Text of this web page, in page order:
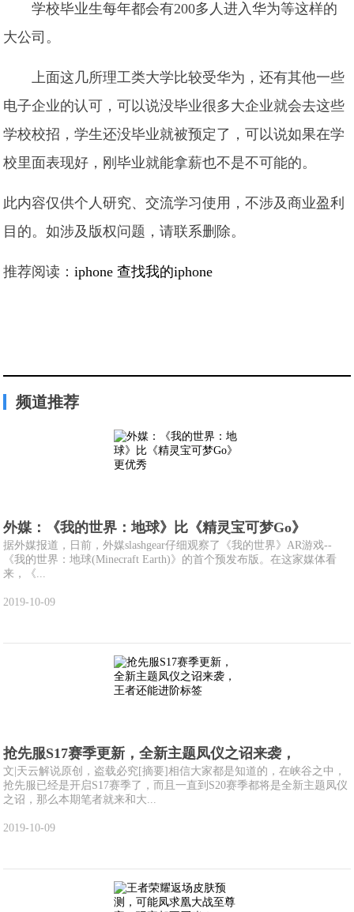
学校毕业生每年都会有200多人进入华为等这样的
大公司。
上面这几所理工类大学比较受华为，还有其他一些
电子企业的认可，可以说没毕业很多大企业就会去这些
学校校招，学生还没毕业就被预定了，可以说如果在学
校里面表现好，刚毕业就能拿薪也不是不可能的。
此内容仅供个人研究、交流学习使用，不涉及商业盈利
目的。如涉及版权问题，请联系删除。
推荐阅读：iphone 查找我的iphone
频道推荐
外媒：《我的世界：地球》比《精灵宝可梦Go》
据外媒报道，日前，外媒slashgear仔细观察了《我的世界》AR游戏--
《我的世界：地球(Minecraft Earth)》的首个预发布版。在这家媒体看
来，《...
2019-10-09
抢先服S17赛季更新，全新主题凤仪之诏来袭，
文|天云解说原创，盗载必究[摘要]相信大家都是知道的，在峡谷之中，
抢先服已经是开启S17赛季了，而且一直到S20赛季都将是全新主题凤仪
之诏，那么本期笔者就来和大...
2019-10-09